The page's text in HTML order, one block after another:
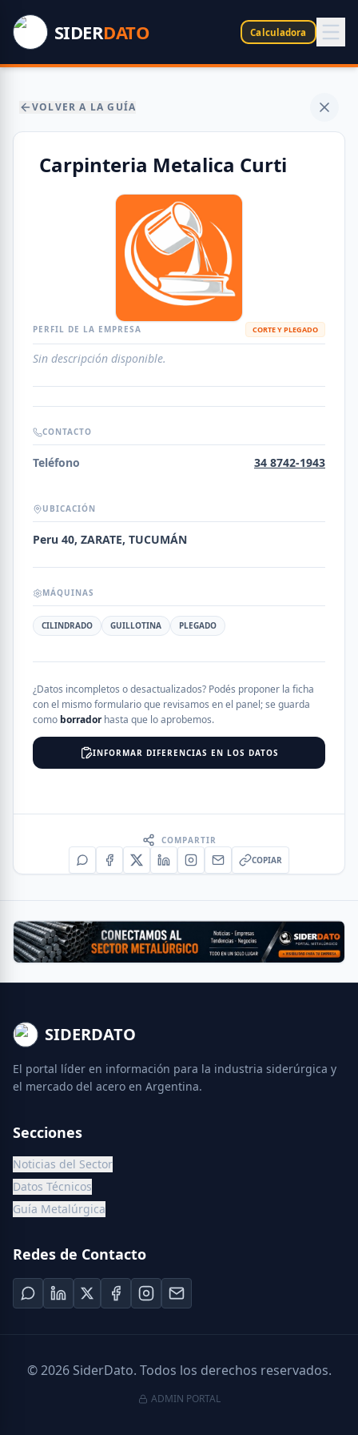
SIDERDATO Calculadora
VOLVER A LA GUÍA
Carpinteria Metalica Curti
PERFIL DE LA EMPRESA CORTE Y PLEGADO
Sin descripción disponible.
CONTACTO
Teléfono 34 8742-1943
UBICACIÓN
Peru 40, ZARATE, TUCUMÁN
MÁQUINAS
CILINDRADO GUILLOTINA PLEGADO
¿Datos incompletos o desactualizados? Podés proponer la ficha
con el mismo formulario que revisamos en el panel; se guarda
como borradorhasta que lo aprobemos.
INFORMAR DIFERENCIAS EN LOS DATOS
COMPARTIR
COPIAR
SIDERDATO
El portal líder en información para la industria siderúrgica y
el mercado del acero en Argentina.
Secciones
Noticias del Sector
Datos Técnicos
Guía Metalúrgica
Redes de Contacto
©2026SiderDato. Todos los derechos reservados.
ADMIN PORTAL